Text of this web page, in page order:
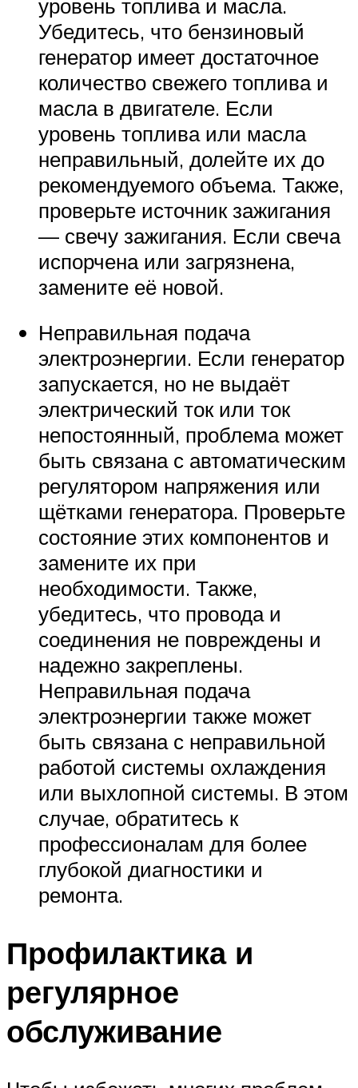
уровень топлива и масла.
Убедитесь, что бензиновый
генератор имеет достаточное
количество свежего топлива и
масла в двигателе. Если
уровень топлива или масла
неправильный, долейте их до
рекомендуемого объема. Также,
проверьте источник зажигания
— свечу зажигания. Если свеча
испорчена или загрязнена,
замените её новой.
Неправильная подача
электроэнергии. Если генератор
запускается, но не выдаёт
электрический ток или ток
непостоянный, проблема может
быть связана с автоматическим
регулятором напряжения или
щётками генератора. Проверьте
состояние этих компонентов и
замените их при
необходимости. Также,
убедитесь, что провода и
соединения не повреждены и
надежно закреплены.
Неправильная подача
электроэнергии также может
быть связана с неправильной
работой системы охлаждения
или выхлопной системы. В этом
случае, обратитесь к
профессионалам для более
глубокой диагностики и
ремонта.
Профилактика и
регулярное
обслуживание